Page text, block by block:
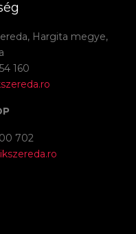
Hargita megye,
160
702